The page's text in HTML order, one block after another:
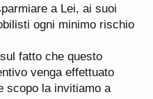
a Lei, ai suoi
ogni minimo rischio
fatto che questo
venga effettuato
scopo la invitiamo a